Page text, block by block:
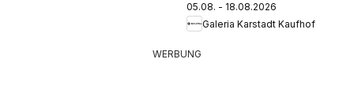
05.08. - 18.08.2026
Galeria Karstadt Kaufhof
WERBUNG